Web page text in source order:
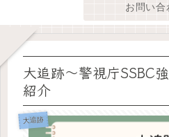
お問い合
大追跡〜警視庁SSBC
紹介
大追跡